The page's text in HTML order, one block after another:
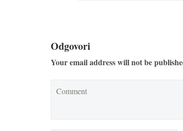
Odgovori
Your email address will not be